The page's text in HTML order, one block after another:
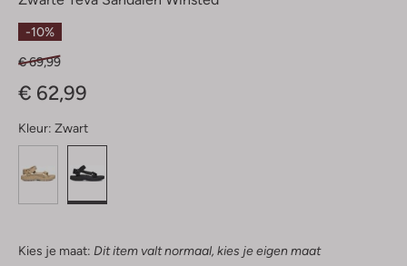
-10%
€ 69,99
€ 62,99
Kleur: Zwart
Kies je maat: Dit item valt normaal, kies je eigen maat